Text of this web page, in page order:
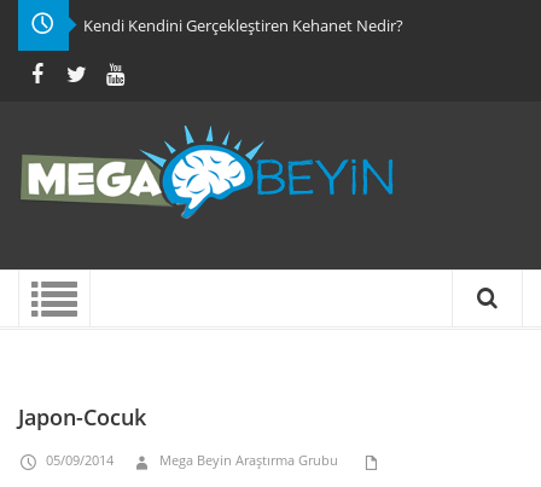
Kendi Kendini Gerçekleştiren Kehanet Nedir?
Japon-Cocuk
05/09/2014 Mega Beyin Araştırma Grubu